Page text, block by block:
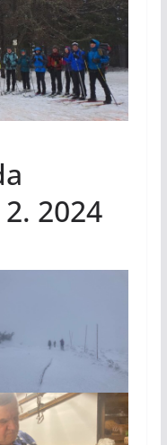
2024